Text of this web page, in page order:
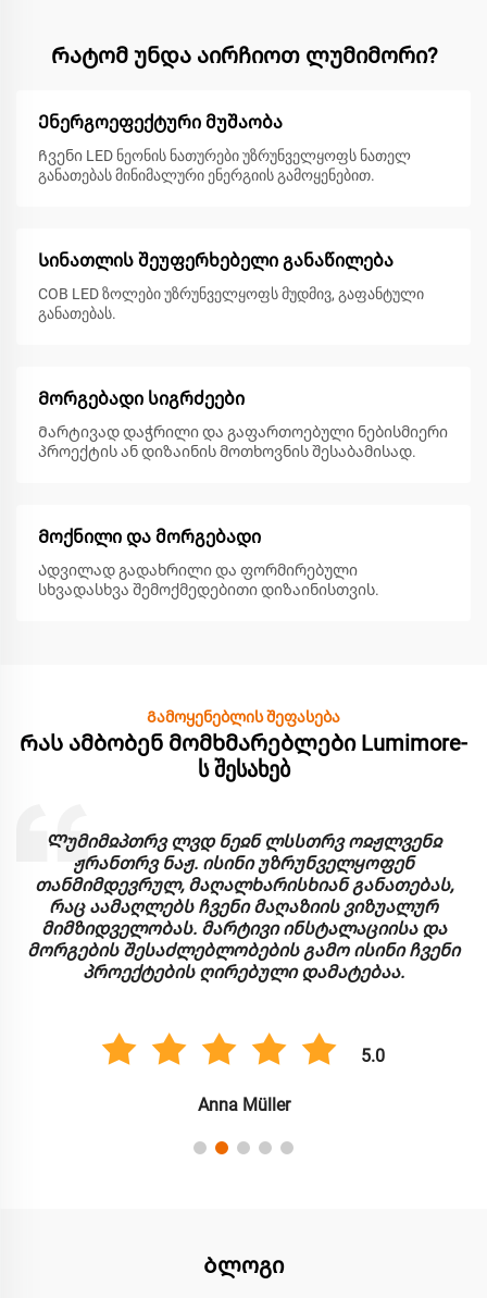
Რატომ უნდა აირჩიოთ ლუმიმორი?
Ენერგოეფექტური მუშაობა
Ჩვენი LED ნეონის ნათურები უზრუნველყოფს ნათელ
განათებას მინიმალური ენერგიის გამოყენებით.
Სინათლის შეუფერხებელი განაწილება
COB LED ზოლები უზრუნველყოფს მუდმივ, გაფანტული
განათებას.
Მორგებადი სიგრძეები
Მარტივად დაჭრილი და გაფართოებული ნებისმიერი
პროექტის ან დიზაინის მოთხოვნის შესაბამისად.
Მოქნილი და მორგებადი
Ადვილად გადახრილი და ფორმირებული
სხვადასხვა შემოქმედებითი დიზაინისთვის.
Გამოყენებლის შეფასება
Რას ამბობენ მომხმარებლები Lumimore-
ს შესახებ
Ლუმიმჲპთრვ ლვდ ნეჲნ ლსსთრვ ოჲჟლვენჲ
ჟრანთრვ ნაჟ. ისინი უზრუნველყოფენ
თანმიმდევრულ, მაღალხარისხიან განათებას,
რაც აამაღლებს ჩვენი მაღაზიის ვიზუალურ
მიმზიდველობას. მარტივი ინსტალაციისა და
მორგების შესაძლებლობების გამო ისინი ჩვენი
პროექტების ღირებული დამატებაა.
5.0
Anna Müller
Ბლოგი